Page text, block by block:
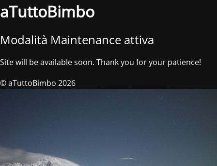
aTuttoBimbo
Modalità Maintenance attiva
Site will be available soon. Thank you for your patience!
© aTuttoBimbo 2026